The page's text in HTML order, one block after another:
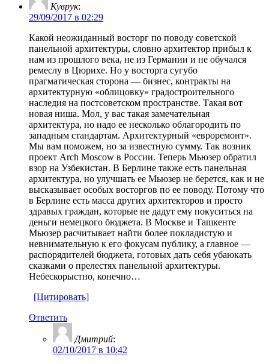
Куврук:
29/09/2017 в 02:29
Какой неожиданный восторг по поводу советской
панельной архитектуры, словно архитектор прибыл к
нам из прошлого века, не из Германии и не обучался
ремеслу в Цюрихе. Но у восторга сугубо
прагматическая сторона — бизнес, контракты на
архитектурную «облицовку» градостроительного
наследия на постсоветском пространстве. Такая вот
новая ниша. Мол, у вас такая замечательная
архитектура, но надо ее несколько облагородить по
западным стандартам. Архитектурный «евроремонт».
Мы вам поможем, но за известную сумму. Так возник
проект Arch Moscow в России. Теперь Мьюзер обратил
взор на Узбекистан. В Берлине также есть панельная
архитектура, но улучшать ее Мьюзер не берется, как и не
высказывает особых восторгов по ее поводу. Потому что
в Берлине есть масса других архитекторов и просто
здравых граждан, которые не дадут ему покуситься на
деньги немецкого бюджета. В Москве и Ташкенте
Мьюзер расчитывает найти более покладистую и
невнимательную к его фокусам публику, а главное —
распорядителей бюджета, готовых дать себя убаюкать
сказками о прелестях панельной архитектуры.
Небескорыстно, конечно…
[Цитировать]
Ответить
Дмитрий:
02/10/2017 в 10:42